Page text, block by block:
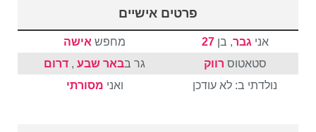
פרטים אישיים
אני גבר, בן27 מחפש אישה
סטאטוס רווק גר בבאר שבע , דרום
נולדתי ב: לא עודכן
ואני מסורתי